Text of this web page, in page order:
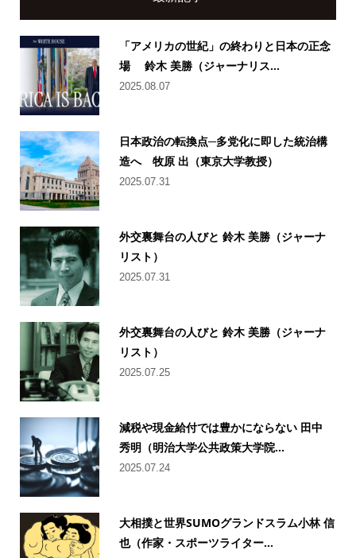
「アメリカの世紀」の終わりと日本の正念
場 鈴木 美勝（ジャーナリス...
2025.08.07
日本政治の転換点─多党化に即した統治構
造へ 牧原 出（東京大学教授）
2025.07.31
外交裏舞台の人びと 鈴木 美勝（ジャーナ
リスト）
2025.07.31
外交裏舞台の人びと 鈴木 美勝（ジャーナ
リスト）
2025.07.25
減税や現金給付では豊かにならない 田中
秀明（明治大学公共政策大学院...
2025.07.24
大相撲と世界SUMOグランドスラム小林 信
也（作家・スポーツライター...